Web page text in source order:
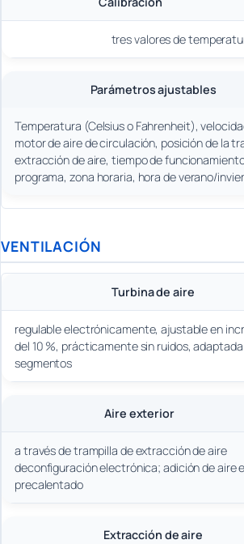
tres valores de
Parámetros ajustables
Temperatura (Celsius o Fahrenheit),
motor de aire de circulación, posición de la
extracción de aire, tiempo de
programa, zona horaria, hora de verano/
VENTILACIÓN
Turbina de aire
regulable electrónicamente, ajustable en
del 10 %, prácticamente sin ruidos,
segmentos
Aire exterior
a través de trampilla de extracción de aire
deconfiguración electrónica; adición de aire
precalentado
Extracción de aire